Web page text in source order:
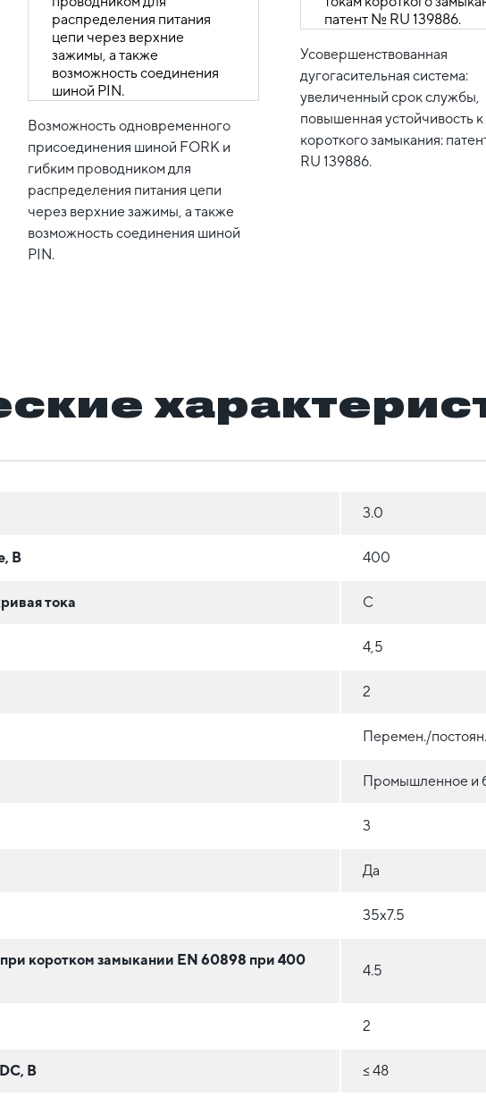
Возможность одновременного
присоединения шиной FORK и
гибким проводником для
распределения питания цепи
через верхние зажимы, а также
возможность соединения шиной
PIN.
Усовершенствованная
дугогасительная система:
увеличенный срок службы,
повышенная устойчивость к
короткого замыкания:
RU 139886.
3.0
В 400
тока C
4,5
2
Перемен./
Промышленное и
3
Да
35x7.5
коротком замыкании EN 60898 при 400
4.5
2
В ≤ 48